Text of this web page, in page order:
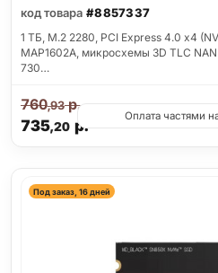
код товара #8857337
1 ТБ, M.2 2280, PCI Express 4.0 x4
MAP1602A, микросхемы 3D TLC
730…
735,20р.
760,93р.
Оплата частями
Под заказ, 16 дней